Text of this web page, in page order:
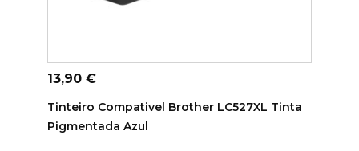
ADICIONAR AO CARRINHO
Preço
13,90 €
Tinteiro Compativel Brother LC527XL Tinta
Pigmentada Azul